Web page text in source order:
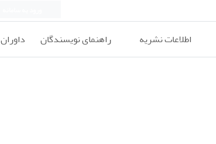
اطلاعات نشریه راهنمای نویسندگان داوران